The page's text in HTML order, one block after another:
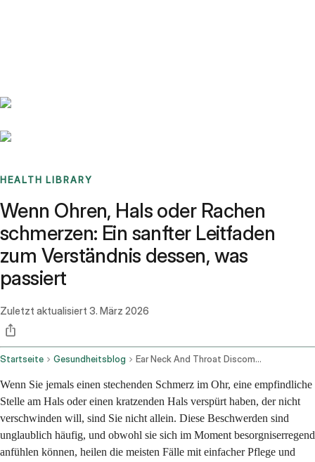
HEALTH LIBRARY
Wenn Ohren, Hals oder Rachen
schmerzen: Ein sanfter Leitfaden
zum Verständnis dessen, was
passiert
Zuletzt aktualisiert 3. März 2026
Startseite Gesundheitsblog Ear Neck And Throat Discomfort And Infections
Wenn Sie jemals einen stechenden Schmerz im Ohr, eine empfindliche
Stelle am Hals oder einen kratzenden Hals verspürt haben, der nicht
verschwinden will, sind Sie nicht allein. Diese Beschwerden sind
unglaublich häufig, und obwohl sie sich im Moment besorgniserregend
anfühlen können, heilen die meisten Fälle mit einfacher Pflege und